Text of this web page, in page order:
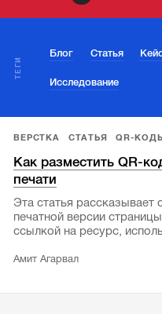
ТЕГИ
Блог Статья
Исследование
ВЕРСТКА СТАТЬЯ QR-КОДЫ
Как разместить QR-
печати
Эта статья рассказывает
печатной версии
ссылкой на ресурс,
Амит Агарвал